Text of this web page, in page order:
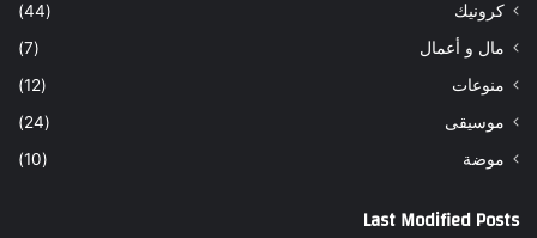
كرونيك
(44)
مال و أعمال
(7)
منوعات
(12)
موسيقى
(24)
موضة
(10)
Last Modified Posts